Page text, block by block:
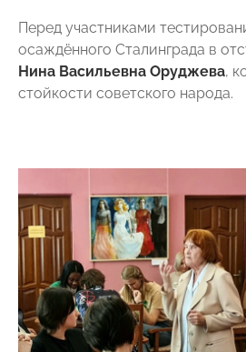
Перед участниками
осаждённого Сталинграда в
Нина Васильевна Оруджева,
стойкости советского народа.